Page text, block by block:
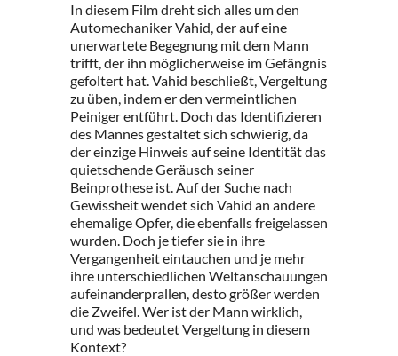
In diesem Film dreht sich alles um den
Automechaniker Vahid, der auf eine
unerwartete Begegnung mit dem Mann
trifft, der ihn möglicherweise im Gefängnis
gefoltert hat. Vahid beschließt, Vergeltung
zu üben, indem er den vermeintlichen
Peiniger entführt. Doch das Identifizieren
des Mannes gestaltet sich schwierig, da
der einzige Hinweis auf seine Identität das
quietschende Geräusch seiner
Beinprothese ist. Auf der Suche nach
Gewissheit wendet sich Vahid an andere
ehemalige Opfer, die ebenfalls freigelassen
wurden. Doch je tiefer sie in ihre
Vergangenheit eintauchen und je mehr
ihre unterschiedlichen Weltanschauungen
aufeinanderprallen, desto größer werden
die Zweifel. Wer ist der Mann wirklich,
und was bedeutet Vergeltung in diesem
Kontext?